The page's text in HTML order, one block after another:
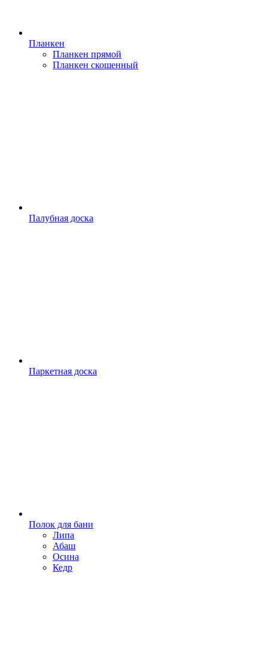
Планкен
Планкен прямой
Планкен скошенный
Палубная доска
Паркетная доска
Полок для бани
Липа
Абаш
Осина
Кедр